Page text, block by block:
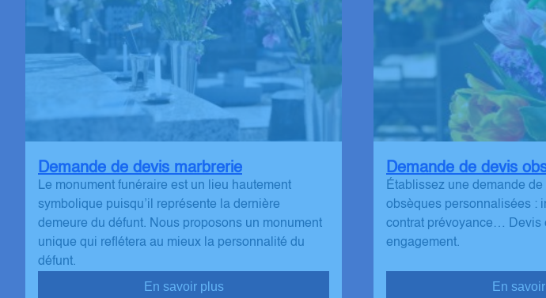
Demande de devis marbrerie
Le monument funéraire est un lieu hautement
symbolique puisqu’il représente la dernière
demeure du défunt. Nous proposons un monument
unique qui reflétera au mieux la personnalité du
défunt.
En savoir plus
Demande de devis
Établissez une demande
obsèques personnalisées :
contrat prévoyance… Devis
engagement.
En